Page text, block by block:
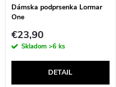
Dámska podprsenka Lormar
One
€23,90
Skladom >6 ks
DETAIL